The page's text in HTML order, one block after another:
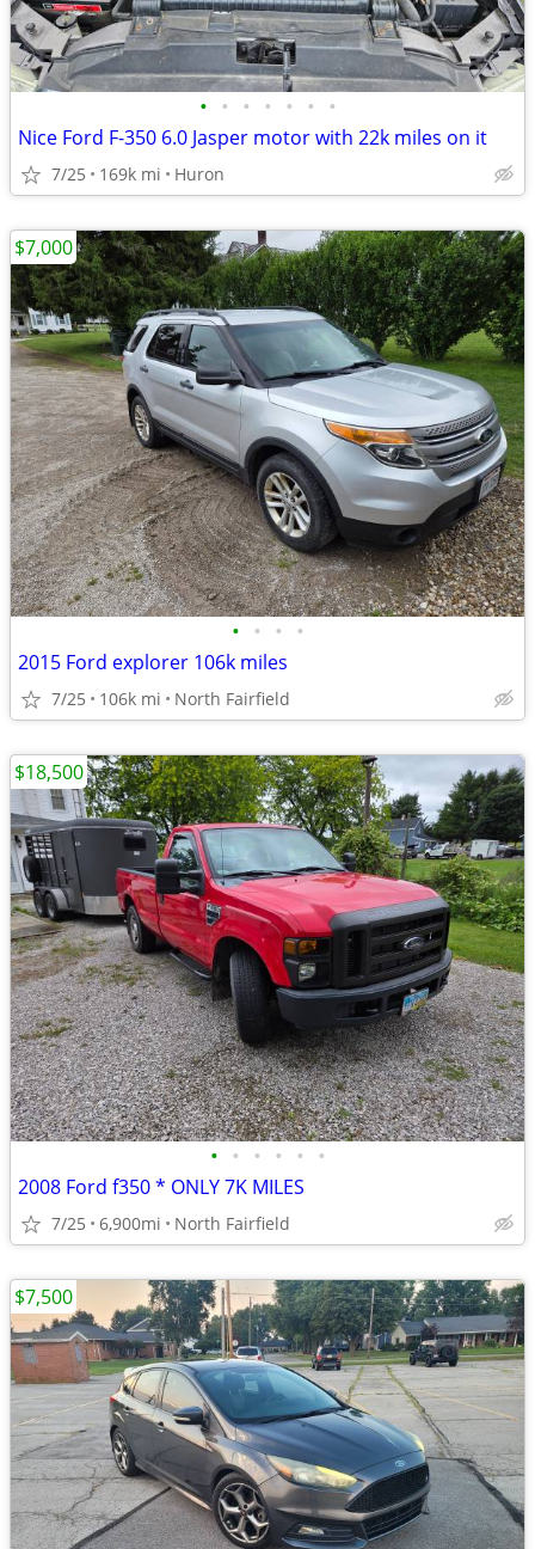
• • • • • • •
Nice Ford F-350 6.0 Jasper motor with 22k miles on it
7/25 169k mi Huron
• • • •
2015 Ford explorer 106k miles
7/25 106k mi North Fairfield
$7,000
• • • • • •
2008 Ford f350 * ONLY 7K MILES
7/25 6,900mi North Fairfield
$18,500
$7,500